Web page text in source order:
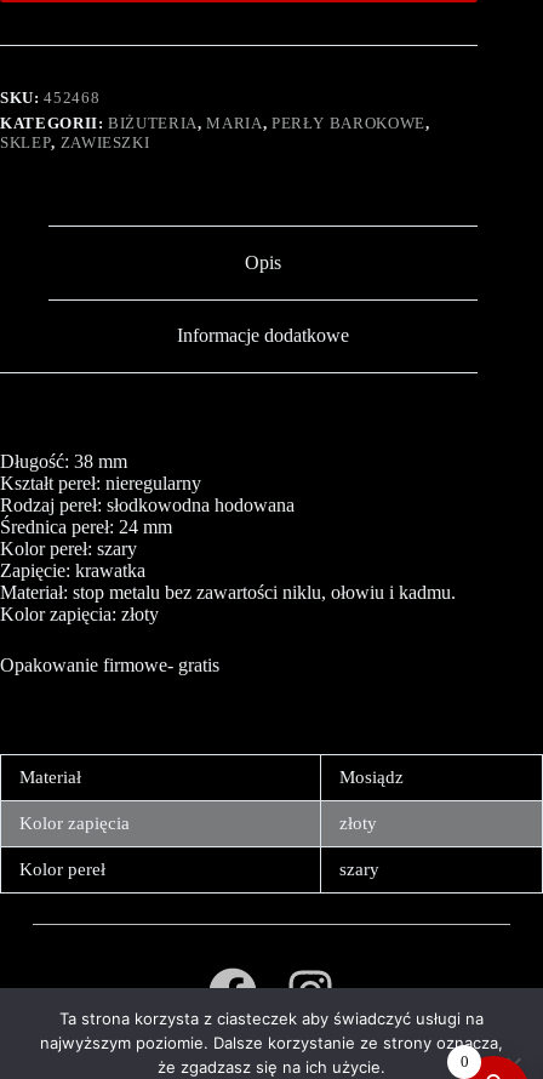
SKU:452468
KATEGORII:BIŻUTERIA,MARIA, PERŁY BAROKOWE,
SKLEP, ZAWIESZKI
Opis
Informacje dodatkowe
Długość: 38 mm
Kształt pereł: nieregularny
Rodzaj pereł: słodkowodna hodowana
Średnica pereł: 24 mm
Kolor pereł: szary
Zapięcie: krawatka
Materiał: stop metalu bez zawartości niklu, ołowiu i kadmu.
Kolor zapięcia: złoty
Opakowanie firmowe- gratis
Materiał Mosiądz
Kolor zapięcia złoty
Kolor pereł szary
O NAS
POLITYKA PRYWATNOŚCI
REGULAMIN
FAQ KONTAKTY 0
Ta strona korzysta z ciasteczek aby świadczyć usługi na
najwyższym poziomie. Dalsze korzystanie ze strony oznacza,
że zgadzasz się na ich użycie.